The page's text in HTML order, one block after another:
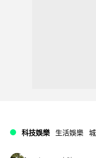
科技娛樂 生活娛樂